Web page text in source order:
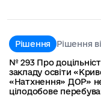
Рішення
Рішення
№ 293 Про
закладу освіти
«Натхнення» ДОР»
цілодобове